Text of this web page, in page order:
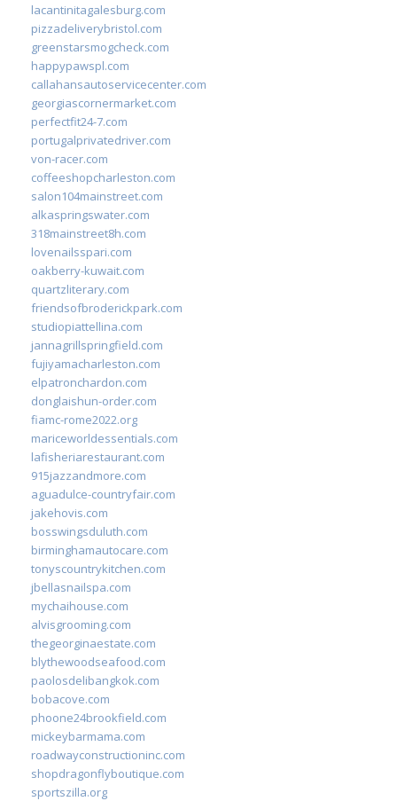
lacantinitagalesburg.com
pizzadeliverybristol.com
greenstarsmogcheck.com
happypawspl.com
callahansautoservicecenter.com
georgiascornermarket.com
perfectfit24-7.com
portugalprivatedriver.com
von-racer.com
coffeeshopcharleston.com
salon104mainstreet.com
alkaspringswater.com
318mainstreet8h.com
lovenailsspari.com
oakberry-kuwait.com
quartzliterary.com
friendsofbroderickpark.com
studiopiattellina.com
jannagrillspringfield.com
fujiyamacharleston.com
elpatronchardon.com
donglaishun-order.com
fiamc-rome2022.org
mariceworldessentials.com
lafisheriarestaurant.com
915jazzandmore.com
aguadulce-countryfair.com
jakehovis.com
bosswingsduluth.com
birminghamautocare.com
tonyscountrykitchen.com
jbellasnailspa.com
mychaihouse.com
alvisgrooming.com
thegeorginaestate.com
blythewoodseafood.com
paolosdelibangkok.com
bobacove.com
phoone24brookfield.com
mickeybarmama.com
roadwayconstructioninc.com
shopdragonflyboutique.com
sportszilla.org